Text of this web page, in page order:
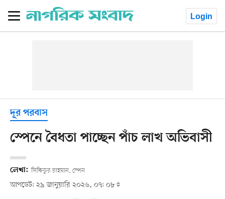
Login
দূর পরবাস
স্পেনে বৈধতা পাচ্ছেন পাঁচ লাখ অভিবাসী
লেখা: সিদ্দিকুর রাহমান, স্পেন
আপডেট: ২৯ জানুয়ারি ২০২৬, ০৭: ০৮